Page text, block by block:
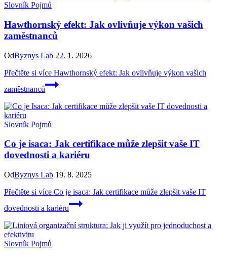
Slovník Pojmů
Hawthornský efekt: Jak ovlivňuje výkon vašich
zaměstnanců
OdByznys Lab 22. 1. 2026
Přečtěte si více Hawthornský efekt: Jak ovlivňuje výkon vašich
zaměstnanců
Slovník Pojmů
Co je isaca: Jak certifikace může zlepšit vaše IT
dovednosti a kariéru
OdByznys Lab 19. 8. 2025
Přečtěte si více Co je isaca: Jak certifikace může zlepšit vaše IT
dovednosti a kariéru
Slovník Pojmů